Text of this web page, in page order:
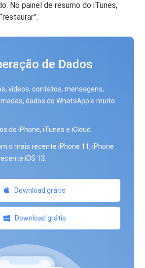
No painel de resumo do iTunes,
de Dados
vídeos, contatos, mensagens,
dados do WhatsApp e muito
do iPhone, iTunes e iCloud.
o mais recente iPhone 11, iPhone
iOS 13.
Download grátis
Download grátis